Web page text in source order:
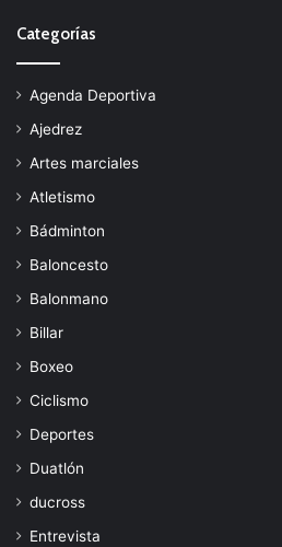
Categorías
Agenda Deportiva
Ajedrez
Artes marciales
Atletismo
Bádminton
Baloncesto
Balonmano
Billar
Boxeo
Ciclismo
Deportes
Duatlón
ducross
Entrevista